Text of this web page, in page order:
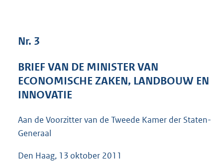
:
5
Nr. 3
BRIEF VAN DE MINISTER VAN
ECONOMISCHE ZAKEN, LANDBOUW EN
INNOVATIE
Aan de Voorzitter van de Tweede Kamer der Staten-
Generaal
Den Haag, 13 oktober 2011